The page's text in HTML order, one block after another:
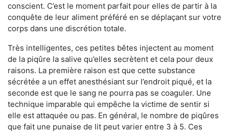
conscient. C’est le moment parfait pour elles de partir à la
conquête de leur aliment préféré en se déplaçant sur votre
corps dans une discrétion totale.
Très intelligentes, ces petites bêtes injectent au moment
de la piqûre la salive qu’elles secrètent et cela pour deux
raisons. La première raison est que cette substance
sécrétée a un effet anesthésiant sur l’endroit piqué, et la
seconde est que le sang ne pourra pas se coaguler. Une
technique imparable qui empêche la victime de sentir si
elle est attaquée ou pas. En général, le nombre de piqûres
que fait une punaise de lit peut varier entre 3 à 5. Ces